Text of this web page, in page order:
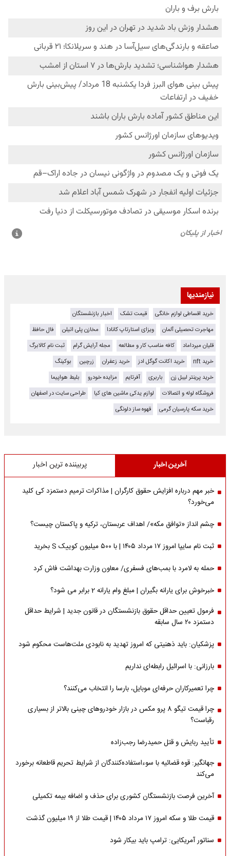
نیازمندیها
خرید اقساطی لوازم خانگی قیمت تشک
اخبار بازنشستگان
مهاجرت تحصیلی آلمان
ویزای استارتاپ کانادا مخازن پلی اتیلن
فال حافظ
قلیان میرداماد
کافه مناسب کار و مطالعه مجله آرایش گرام
ثبت نام کالابرگ
خرید nft
خرید اکانت گوگل ادز خرید زعفران زرچین
بوکینگ
خرید پرینتر لیبل زن
باربری آفرتایم مزایده خودرو
بلیط هواپیما
فروشگاه لوله و اتصالات
لوازم یدکی ماشین های کیا
طراحی سایت در اصفهان
خرید سکه پارسیان گرمی
قهوه ساز دلونگی
آخرین اخبار پربیننده ترین اخبار
خبر مهم درباره افزایش حقوق کارگران | مذاکرات ترمیم دستمزد کی کلید
می‌خورد؟
چشم انداز «توافق مکه»/ اهداف عربستان، ترکیه و پاکستان چیست؟
ثبت نام سایپا امروز ۱۷ مرداد ۱۴۰۵ | با ۵۰۰ میلیون کوییک S بخرید
حمله به لامرد با بمب‌های فسفری/ معاون وزارت بهداشت فاش کرد
خبرخوش برای یارانه بگیران | مبلغ وام یارانه 2 برابر می شود؟
فرمول تعیین حداقل حقوق بازنشستگان در قانون جدید | شرایط حداقل
دستمزد ۲۰ سال سابقه
پزشکیان: باید ذهنیتی که امروز تهدید به نابودی ملت‌هاست محکوم شود
بارزانی: با اسرائیل رابطه‌ای نداریم
چرا تعمیرکاران حرفه‌ای موبایل، بارسا را انتخاب می‌کنند؟
چرا قیمت تیگو 8 پرو مکس در بازار خودروهای چینی بالاتر از بسیاری
رقباست؟
تأیید ربایش و قتل حمیدرضا رجب‌زاده
جهانگیر: قوه قضائیه با سوءاستفاده‌کنندگان از شرایط تحریم قاطعانه برخورد
می‌کند
آخرین فرصت بازنشستگان کشوری برای حذف و اضافه بیمه تکمیلی
قیمت طلا و سکه امروز ۱۷ مرداد ۱۴۰۵ | قیمت طلا از ۱۹ میلیون گذشت
سناتور آمریکایی: ترامپ باید بیکار شود